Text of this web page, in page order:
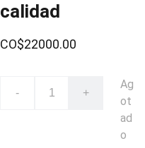
calidad
CO$22000.00
- +
Ag
ot
ad
o